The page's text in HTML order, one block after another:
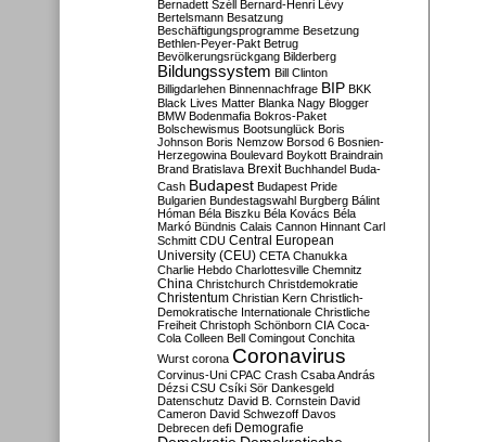
Bernadett Széll Bernard-Henri Lévy
Bertelsmann Besatzung
Beschäftigungsprogramme Besetzung
Bethlen-Peyer-Pakt Betrug
Bevölkerungsrückgang Bilderberg
Bildungssystem Bill Clinton
Billigdarlehen Binnennachfrage BIP BKK
Black Lives Matter Blanka Nagy Blogger
BMW Bodenmafia Bokros-Paket
Bolschewismus Bootsunglück Boris
Johnson Boris Nemzow Borsod 6 Bosnien-
Herzegowina Boulevard Boykott Braindrain
Brand Bratislava Brexit Buchhandel Buda-
Cash Budapest Budapest Pride
Bulgarien Bundestagswahl Burgberg Bálint
Hóman Béla Biszku Béla Kovács Béla
Markó Bündnis Calais Cannon Hinnant Carl
Schmitt CDU Central European
University (CEU) CETA Chanukka
Charlie Hebdo Charlottesville Chemnitz
China Christchurch Christdemokratie
Christentum Christian Kern Christlich-
Demokratische Internationale Christliche
Freiheit Christoph Schönborn CIA Coca-
Cola Colleen Bell Comingout Conchita
Wurst corona Coronavirus
Corvinus-Uni CPAC Crash Csaba András
Dézsi CSU Csíki Sör Dankesgeld
Datenschutz David B. Cornstein David
Cameron David Schwezoff Davos
Debrecen defi Demografie